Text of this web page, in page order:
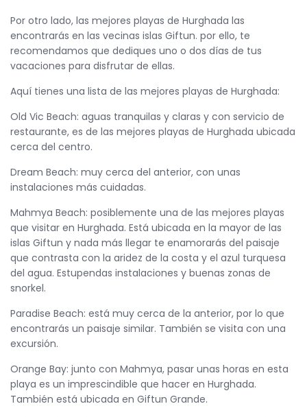
Por otro lado, las mejores playas de Hurghada las
encontrarás en las vecinas islas Giftun. por ello, te
recomendamos que dediques uno o dos días de tus
vacaciones para disfrutar de ellas.
Aquí tienes una lista de las mejores playas de Hurghada:
Old Vic Beach: aguas tranquilas y claras y con servicio de
restaurante, es de las mejores playas de Hurghada ubicada
cerca del centro.
Dream Beach: muy cerca del anterior, con unas
instalaciones más cuidadas.
Mahmya Beach: posiblemente una de las mejores playas
que visitar en Hurghada. Está ubicada en la mayor de las
islas Giftun y nada más llegar te enamorarás del paisaje
que contrasta con la aridez de la costa y el azul turquesa
del agua. Estupendas instalaciones y buenas zonas de
snorkel.
Paradise Beach: está muy cerca de la anterior, por lo que
encontrarás un paisaje similar. También se visita con una
excursión.
Orange Bay: junto con Mahmya, pasar unas horas en esta
playa es un imprescindible que hacer en Hurghada.
También está ubicada en Giftun Grande.